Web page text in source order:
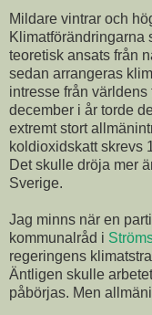
Mildare vintrar och
Klimatförändringarna
teoretisk ansats från
sedan arrangeras
intresse från
december i år torde
extremt stort
koldioxidskatt skrevs
Det skulle dröja mer
Sverige.
Jag minns när en
kommunalråd i
regeringens
Äntligen skulle
påbörjas. Men